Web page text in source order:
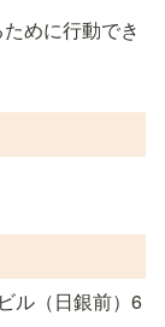
めに行動でき
ル（日銀前）6